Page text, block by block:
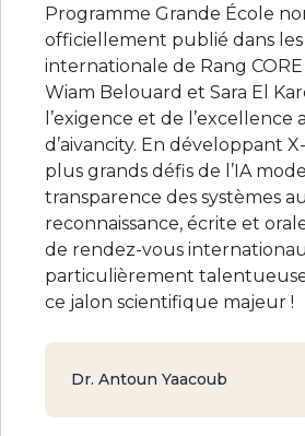
Programme Grande École
officiellement publié dans
internationale de Rang CORE
Wiam Belouard et Sara El
l’exigence et de
d’aivancity. En développant
plus grands défis de l’IA
transparence des systèmes
reconnaissance, écrite et
de rendez-vous
particulièrement
ce jalon scientifique majeur !
Dr. Antoun Yaacoub